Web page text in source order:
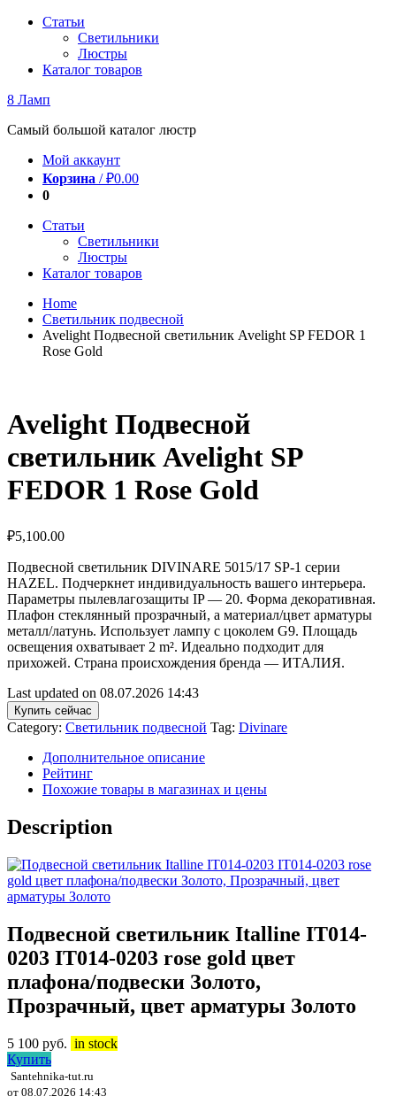
Перейти
содержимому
Статьи
Светильники
Люстры
Каталог товаров
8 Ламп
Самый большой каталог люстр
Мой аккаунт
Корзина /₽0.00
0
Статьи
Светильники
Люстры
Каталог товаров
Home
Светильник подвесной
Avelight Подвесной светильник Avelight SP FEDOR 1
Rose Gold
Avelight Подвесной
светильник Avelight SP
FEDOR 1 Rose Gold
₽5,100.00
Подвесной светильник DIVINARE 5015/17 SP-1 серии
HAZEL. Подчеркнет индивидуальность вашего интерьера.
Параметры пылевлагозащиты IP — 20. Форма декоративная.
Плафон стеклянный прозрачный, а материал/цвет арматуры
металл/латунь. Использует лампу с цоколем G9. Площадь
освещения охватывает 2 m². Идеально подходит для
прихожей. Страна происхождения бренда — ИТАЛИЯ.
Last updated on 08.07.2026 14:43
Купить сейчас
Category: Светильник подвесной Tag: Divinare
Дополнительное описание
Рейтинг
Похожие товары в магазинах и цены
Description
Подвесной светильник Italline IT014-
0203 IT014-0203 rose gold цвет
плафона/подвески Золото,
Прозрачный, цвет арматуры Золото
5 100 руб. in stock
Купить
Santehnika-tut.ru
от 08.07.2026 14:43